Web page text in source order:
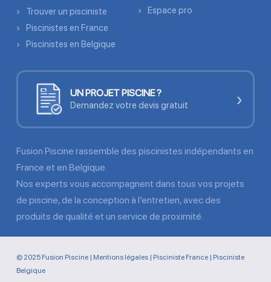
Trouver un pisciniste
Piscinistes en France
Piscinistes en Belgique
Espace pro
UN PROJET PISCINE ?
Demandez votre devis gratuit ›
Fusion Piscine rassemble des piscinistes indépendants en
France et en Belgique.
Nos experts vous accompagnent dans tous vos projets
de piscine, de la conception à l’entretien, avec des
produits de qualité et un service de proximité.
© 2025 Fusion Piscine | Mentions légales| Pisciniste France| Pisciniste
Belgique